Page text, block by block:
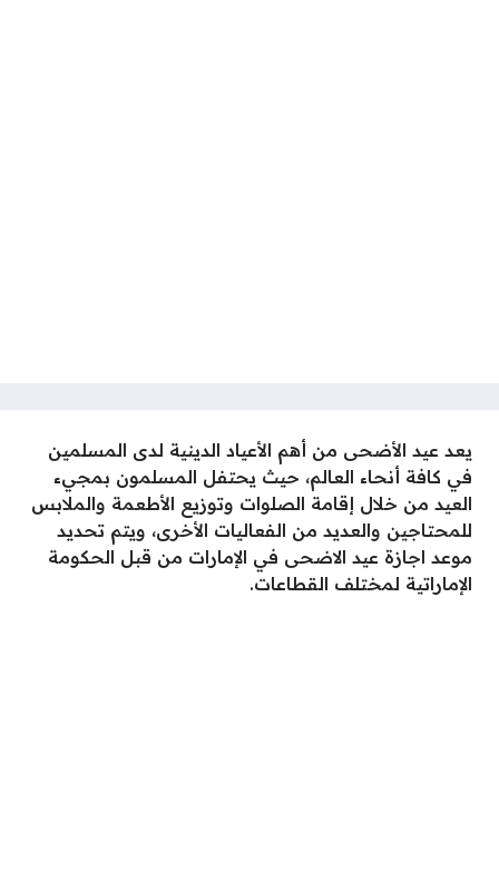
يعد عيد الأضحى من أهم الأعياد الدينية لدى المسلمين
في كافة أنحاء العالم، حيث يحتفل المسلمون بمجيء
العيد من خلال إقامة الصلوات وتوزيع الأطعمة والملابس
للمحتاجين والعديد من الفعاليات الأخرى، ويتم تحديد
موعد اجازة عيد الاضحى في الإمارات من قبل الحكومة
الإماراتية لمختلف القطاعات.